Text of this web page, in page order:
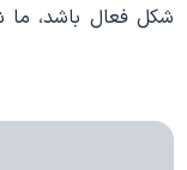
شکل فعال باشد،